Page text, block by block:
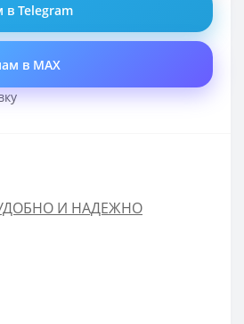
Telegram
в MAX
И НАДЕЖНО